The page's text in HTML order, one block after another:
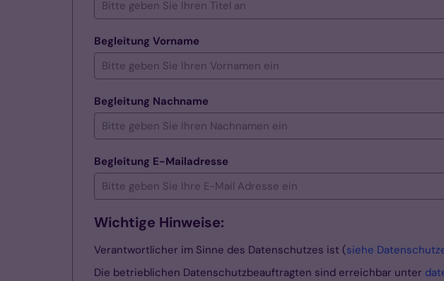
Begleitung Vorname
Begleitung Nachname
Begleitung E-Mailadresse
Wichtige Hinweise:
Verantwortlicher im Sinne des Datenschutzes ist (siehe
Die betrieblichen Datenschutzbeauftragten sind erreichbar unter